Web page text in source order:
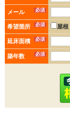
メール 必須
希望箇所 必須 屋根
延床面積 必須
築年数 必須